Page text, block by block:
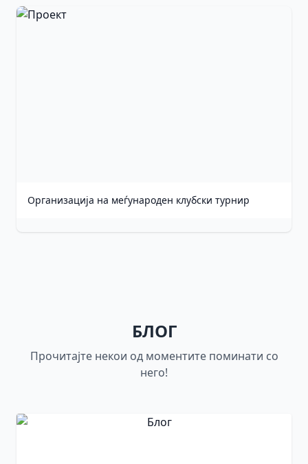
Организација на меѓународен клубски турнир
БЛОГ
Прочитајте некои од моментите поминати со
него!